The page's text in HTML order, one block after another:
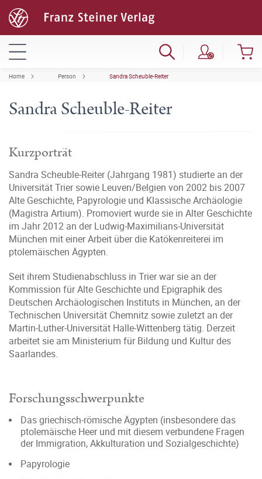
Home Person Sandra Scheuble-Reiter
Sandra Scheuble-Reiter
Kurzporträt
Sandra Scheuble-Reiter (Jahrgang 1981) studierte an der
Universität Trier sowie Leuven/Belgien von 2002 bis 2007
Alte Geschichte, Papyrologie und Klassische Archäologie
(Magistra Artium). Promoviert wurde sie in Alter Geschichte
im Jahr 2012 an der Ludwig-Maximilians-Universität
München mit einer Arbeit über die Katökenreiterei im
ptolemäischen Ägypten.
Seit ihrem Studienabschluss in Trier war sie an der
Kommission für Alte Geschichte und Epigraphik des
Deutschen Archäologischen Instituts in München, an der
Technischen Universität Chemnitz sowie zuletzt an der
Martin-Luther-Universität Halle-Wittenberg tätig. Derzeit
arbeitet sie am Ministerium für Bildung und Kultur des
Saarlandes.
Forschungsschwerpunkte
Das griechisch-römische Ägypten (insbesondere das
ptolemäische Heer und mit diesem verbundene Fragen
der Immigration, Akkulturation und Sozialgeschichte)
Papyrologie